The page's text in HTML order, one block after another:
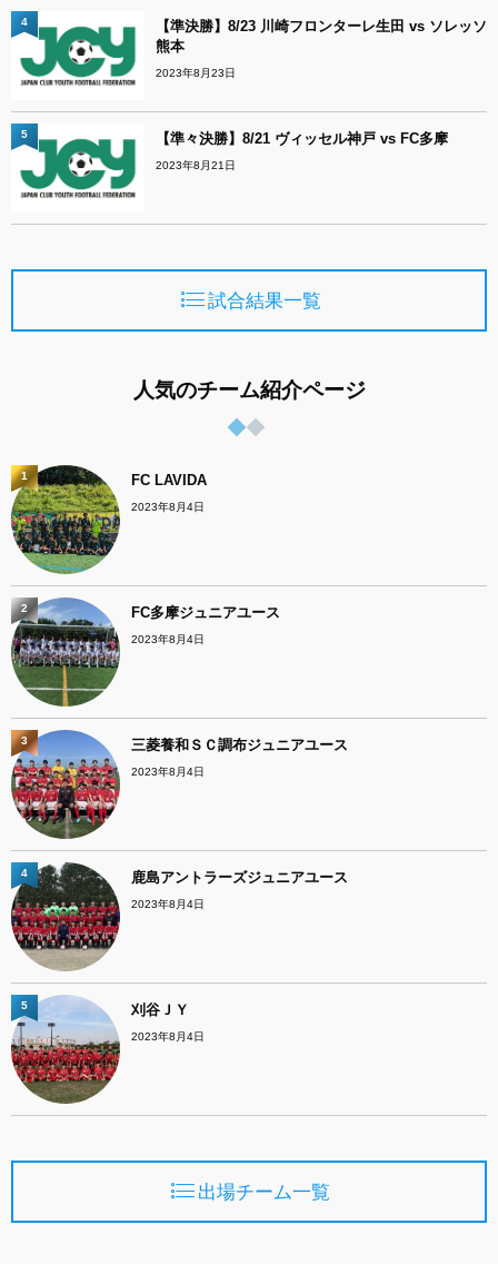
【準決勝】8/23 川崎フロンターレ生田 vs ソレッソ
熊本
2023年8月23日
4
【準々決勝】8/21 ヴィッセル神戸 vs FC多摩
2023年8月21日
5
試合結果一覧
人気のチーム紹介ページ
FC LAVIDA
2023年8月4日
1
FC多摩ジュニアユース
2023年8月4日
2
三菱養和ＳＣ調布ジュニアユース
2023年8月4日
3
鹿島アントラーズジュニアユース
2023年8月4日
4
刈谷ＪＹ
2023年8月4日
5
出場チーム一覧